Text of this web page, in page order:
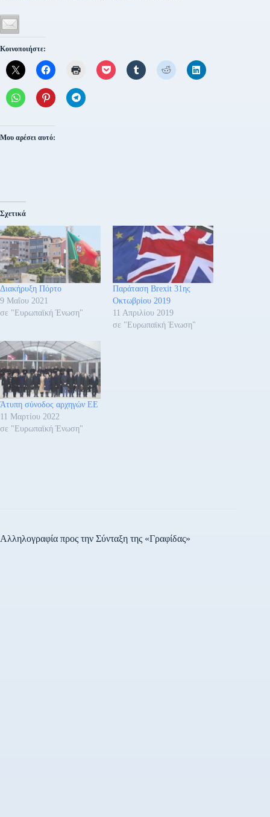
Κοινοποιήστε:
Μου αρέσει αυτό:
Σχετικά
Διακήρυξη Πόρτο
9 Μαΐου 2021
σε "Ευρωπαϊκή Ένωση"
Παράταση Brexit 31ης
Οκτωβρίου 2019
11 Απριλίου 2019
σε "Ευρωπαϊκή Ένωση"
Άτυπη σύνοδος αρχηγών ΕΕ
11 Μαρτίου 2022
σε "Ευρωπαϊκή Ένωση"
Αλληλογραφία προς την Σύνταξη της «Γραφίδας»